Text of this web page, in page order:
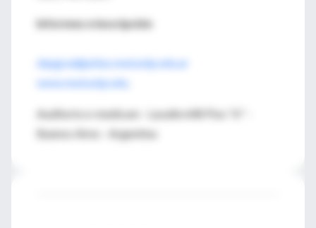
Informes e inscripción
depgrad@atlas.med.unlp.edu.ar
www.med.unlp.edu
Auditorio e-medicum - Lavalle 648 Piso "6" -
Buenos Aires - Argentina